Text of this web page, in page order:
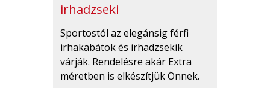
irhadzseki
Sportostól az elegánsig férfi
irhakabátok és irhadzsekik
várják. Rendelésre akár Extra
méretben is elkészítjük Önnek.